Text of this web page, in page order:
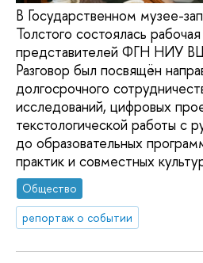
В Государственном музее-
Толстого состоялась
представителей ФГН НИУ
Разговор был посвящён
долгосрочного
исследований, цифровых
текстологической работы с
до образовательных
практик и совместных
Общество
репортаж о событии